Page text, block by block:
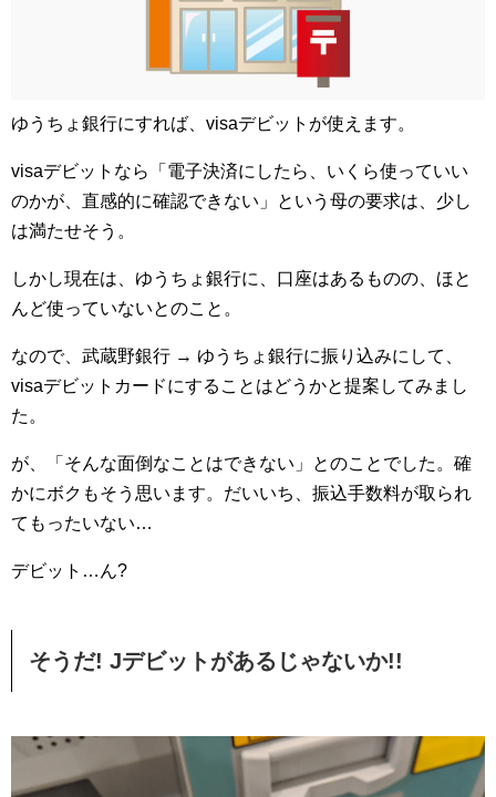
ゆうちょ銀行にすれば、visaデビットが使えます。
visaデビットなら「電子決済にしたら、いくら使っていい
のかが、直感的に確認できない」という母の要求は、少し
は満たせそう。
しかし現在は、ゆうちょ銀行に、口座はあるものの、ほと
んど使っていないとのこと。
なので、武蔵野銀行 → ゆうちょ銀行に振り込みにして、
visaデビットカードにすることはどうかと提案してみまし
た。
が、「そんな面倒なことはできない」とのことでした。確
かにボクもそう思います。だいいち、振込手数料が取られ
てもったいない…
デビット…ん?
そうだ! Jデビットがあるじゃないか!!